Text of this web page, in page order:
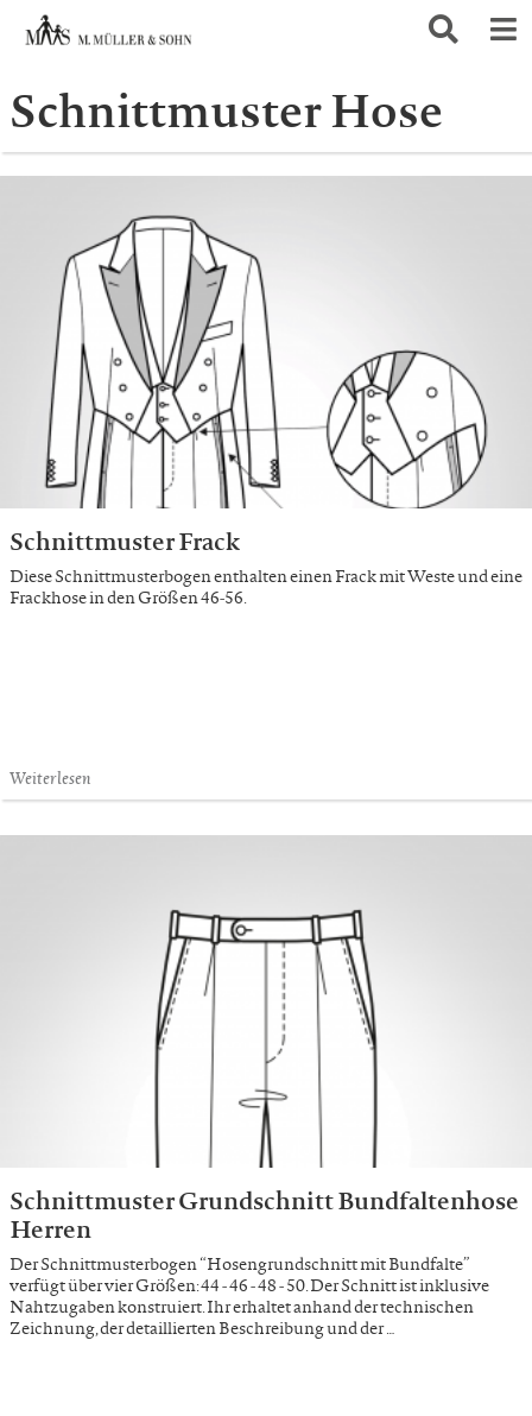
Schnittmuster Hose
Schnittmuster Frack
Diese Schnittmusterbogen enthalten einen Frack mit Weste und eine
Frackhose in den Größen 46-56.
Weiterlesen
Schnittmuster Grundschnitt Bundfaltenhose
Herren
Der Schnittmusterbogen “Hosengrundschnitt mit Bundfalte”
verfügt über vier Größen: 44 - 46 - 48 - 50. Der Schnitt ist inklusive
Nahtzugaben konstruiert. Ihr erhaltet anhand der technischen
Zeichnung, der detaillierten Beschreibung und der …